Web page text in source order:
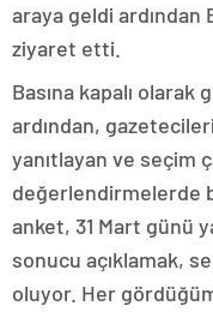
araya geldi ardından
ziyaret etti.
Basına kapalı
ardından,
yanıtlayan ve seçim
değerlendirmelerde
anket, 31 Mart günü
sonucu açıklamak,
oluyor. Her